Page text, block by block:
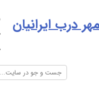
درب ایرانیان